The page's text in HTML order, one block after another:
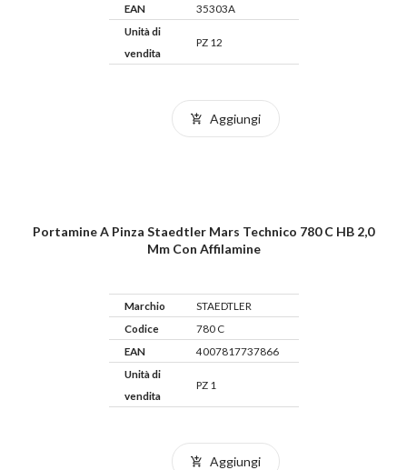
EAN
35303A
Unità di
vendita
PZ 12
Aggiungi
Portamine A Pinza Staedtler Mars Technico 780 C HB 2,0
Mm Con Affilamine
Marchio
STAEDTLER
Codice
780 C
EAN
4007817737866
Unità di
vendita
PZ 1
Aggiungi